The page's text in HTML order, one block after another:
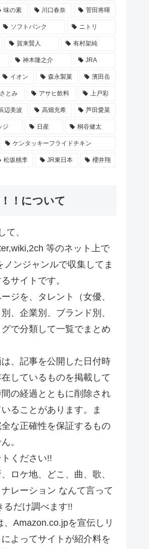
味の素 川口春奈 菅田将暉
ソフトバンク ニトリ
賀来賢人 有村架純
神木隆之介 JRA
イオン 森永製菓 濱田岳
とみ アサヒ飲料 上戸彩
辺美波 高畑充希 芦田愛菜
ジ 日産 桐谷健太
ケンタッキーフライドチキン
松坂桃李 JR東日本 櫻井翔
！について
て、
等のネット上で
ノンジャンルで収集してま
サイトです。
ジを、タレント（女優、
、企業別、ブランド別、
で分類して一覧でまとめ
は、記事を公開した日付時
しているものを掲載して
の経過とともに削除され
ることがあります。ま
な正確性を保証するもの
。
ください!!
ロケ地、どこ、曲、歌、
レーション なんて言って
るだけ調べます!!
、Amazon.co.jpを宣伝しリ
よってサイトが紹介料を